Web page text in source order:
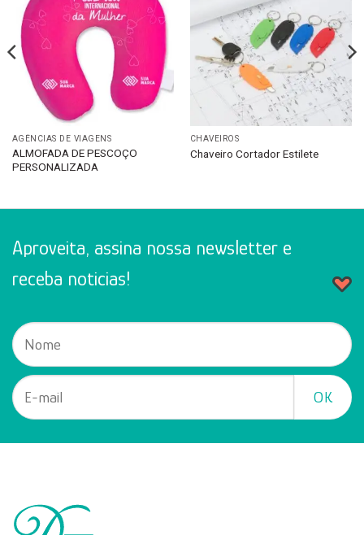
AGÊNCIAS DE VIAGENS
ALMOFADA DE PESCOÇO
PERSONALIZADA
CHAVEIROS
Chaveiro Cortador Estilete
Aproveita, assina nossa newsletter e
receba noticias!